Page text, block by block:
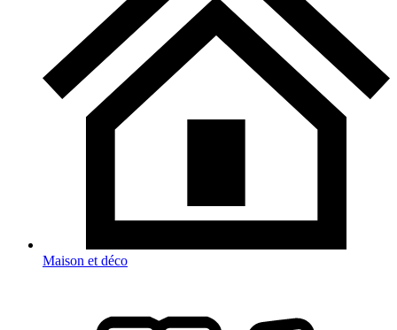
Maison et déco